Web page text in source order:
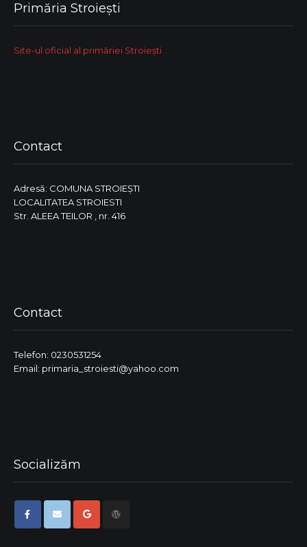
Primăria Stroiești
Site-ul oficial al primăriei Stroiești
Contact
Adresă: COMUNA STROIEŞTI
LOCALITATEA STROIESTI
Str. ALEEA TEILOR , nr. 416
Contact
Telefon: 0230531254
Email: primaria_stroiesti@yahoo.com
Socializăm